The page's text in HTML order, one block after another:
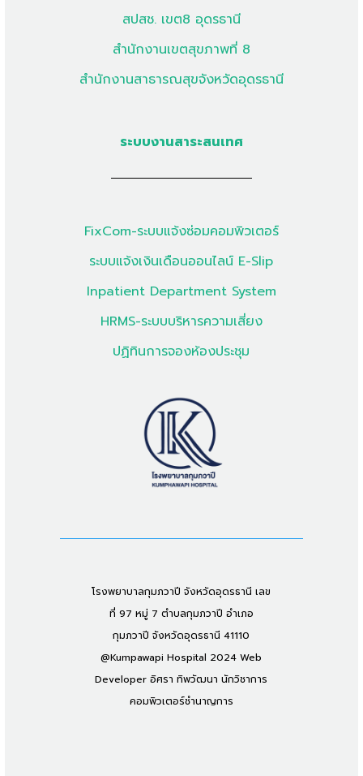
สปสช. เขต8 อุดรธานี
สำนักงานเขตสุขภาพที่ 8
สำนักงานสาธารณสุขจังหวัดอุดรธานี
ระบบงานสาระสนเทศ
FixCom-ระบบแจ้งซ่อมคอมพิวเตอร์
ระบบแจ้งเงินเดือนออนไลน์ E-Slip
Inpatient Department System
HRMS-ระบบบริหารความเสี่ยง
ปฏิทินการจองห้องประชุม
โรงพยาบาลกุมภวาปี จังหวัดอุดรธานี เลข
ที่ 97 หมู่ 7 ตำบลกุมภวาปี อำเภอ
กุมภวาปี จังหวัดอุดรธานี 41110
@Kumpawapi Hospital 2024 Web
Developer อิศรา ทิพวัฒนา นักวิชาการ
คอมพิวเตอร์ชำนาญการ